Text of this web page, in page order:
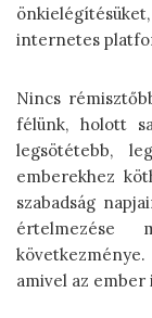
internetes
Nincs
félünk, holott
legsötétebb,
emberekhez
szabadság
értelmezése
amivel az